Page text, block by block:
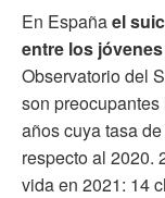
En Españael
entre los
Observatorio del
son
años cuya tasa
respecto al 2020.
vida en 2021: 14